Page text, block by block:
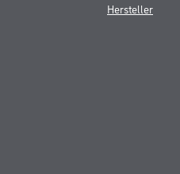
Hersteller